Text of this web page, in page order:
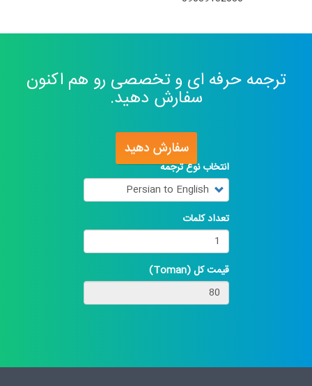
ترجمه حرفه ای و تخصصی رو هم اکنون
سفارش دهید.
سفارش دهید
انتخاب نوع ترجمه
تعداد کلمات
قیمت کل (Toman)